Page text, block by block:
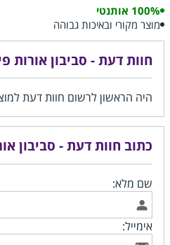
100% אותנטי
מוצר מקורי ובאיכות גבוהה
חוות דעת - סביבון אורות
היה הראשון לרשום חוות דעת
כתוב חוות דעת - סביבון
שם מלא:
אימייל: